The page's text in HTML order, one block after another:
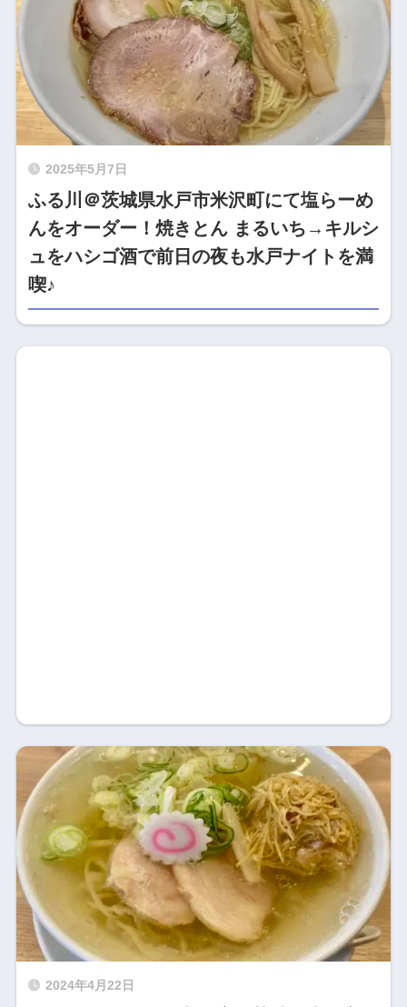
2025年5月7日
ふる川＠茨城県水戸市米沢町にて塩らーめ
んをオーダー！焼きとん まるいち→キルシ
ュをハシゴ酒で前日の夜も水戸ナイトを満
喫♪
2024年4月22日